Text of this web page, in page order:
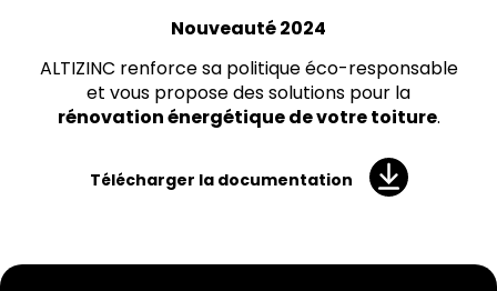
Nouveauté 2024
ALTIZINC renforce sa politique éco-responsable
et vous propose des solutions pour la
rénovation énergétique de votre toiture.
Télécharger la documentation